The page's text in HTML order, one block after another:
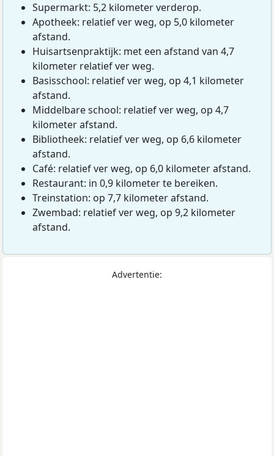
Supermarkt: 5,2 kilometer verderop.
Apotheek: relatief ver weg, op 5,0 kilometer
afstand.
Huisartsenpraktijk: met een afstand van 4,7
kilometer relatief ver weg.
Basisschool: relatief ver weg, op 4,1 kilometer
afstand.
Middelbare school: relatief ver weg, op 4,7
kilometer afstand.
Bibliotheek: relatief ver weg, op 6,6 kilometer
afstand.
Café: relatief ver weg, op 6,0 kilometer afstand.
Restaurant: in 0,9 kilometer te bereiken.
Treinstation: op 7,7 kilometer afstand.
Zwembad: relatief ver weg, op 9,2 kilometer
afstand.
Advertentie: